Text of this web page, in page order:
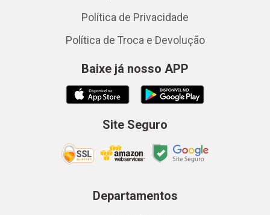
Política de Privacidade
Política de Troca e Devolução
Baixe já nosso APP
Site Seguro
Departamentos